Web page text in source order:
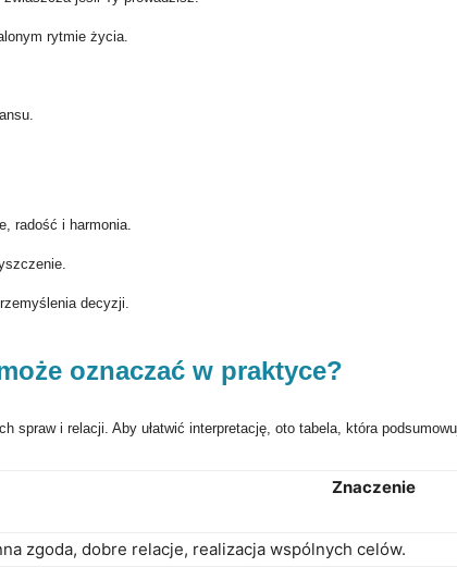
rytmie życia.
radość i harmonia.
decyzji.
oznaczać w praktyce?
spraw i relacji. Aby ułatwić interpretację, oto tabela, która
Znaczenie
zgoda, dobre relacje, realizacja wspólnych celów.